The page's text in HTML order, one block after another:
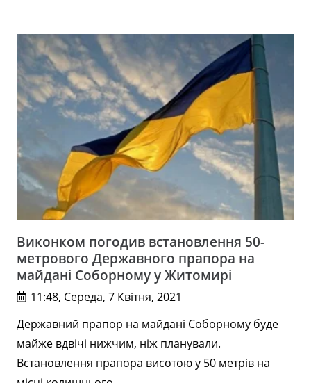
Виконком погодив встановлення 50-
метрового Державного прапора на
майдані Соборному у Житомирі
11:48, Середа, 7 Квітня, 2021
Державний прапор на майдані Соборному буде
майже вдвічі нижчим, ніж планували.
Встановлення прапора висотою у 50 метрів на